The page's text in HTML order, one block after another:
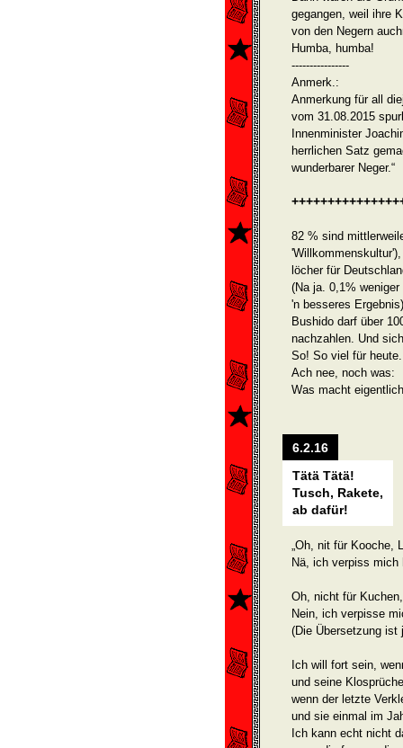
gegangen, weil ihre
von den Negern
Humba, humba!
----------------
Anmerk.:
Anmerkung für all
vom 31.08.2015
Innenminister
herrlichen Satz
wunderbarer Neger.“
82 % sind
löcher für
(Na ja. 0,1%
'n besseres
Bushido darf über
nachzahlen. Und
So! So viel für heute.
Ach nee, noch was:
Was macht
6.2.16
Tätä Tätä!
Tusch, Rakete,
ab dafür!
„Oh, nit für Kooche,
Nä, ich verpiss
Oh, nicht für
Nein, ich verpisse
(Die Übersetzung ist
Ich will fort sein,
und seine
wenn der letzte
und sie einmal im
Ich kann echt nicht